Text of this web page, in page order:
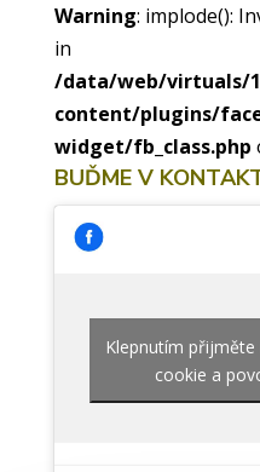
Warning: implode():
in
/data/web/virtuals/
content/plugins/
widget/fb_class.php
BUĎME V
Klepnutím
cookie a